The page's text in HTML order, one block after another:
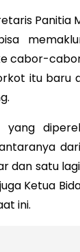
Panitia
cabor-
itu baru
dan satu lagi
Ketua
ini.